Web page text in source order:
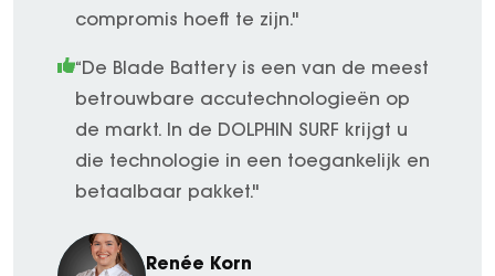
compromis hoeft te zijn."
“De Blade Battery is een van de meest
betrouwbare accutechnologieën op
de markt. In de DOLPHIN SURF krijgt u
die technologie in een toegankelijk en
betaalbaar pakket."
Renée Korn